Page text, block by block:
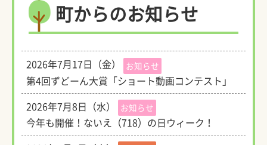
町からのお知らせ
2026年7月17日（金） お知らせ
第4回ずどーん大賞「ショート動画コンテスト」
2026年7月8日（水）
お知らせ
今年も開催！ないえ（718）の日ウィーク！